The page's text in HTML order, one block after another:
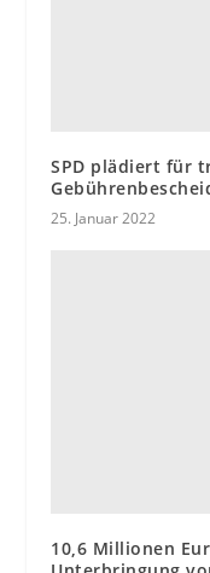
SPD plädiert für
25. Januar 2022
10,6 Millionen